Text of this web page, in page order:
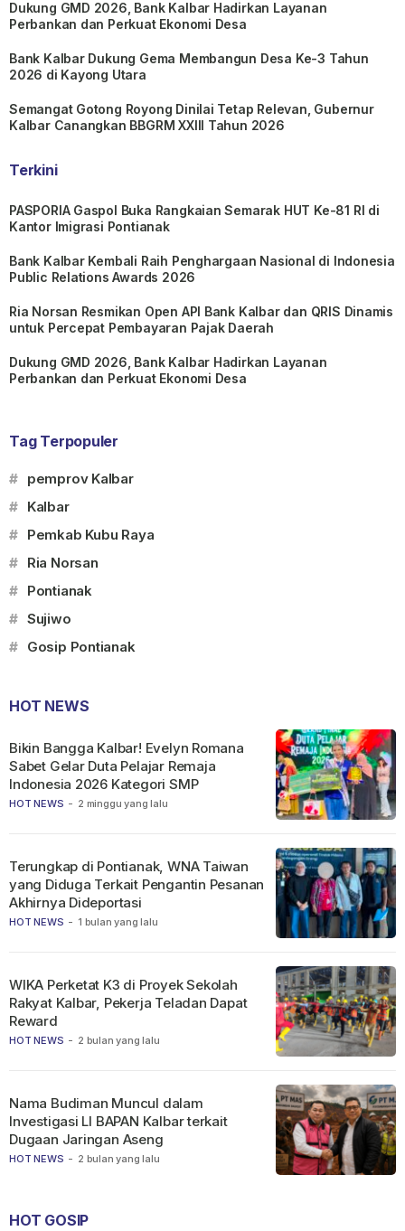
Dukung GMD 2026, Bank Kalbar Hadirkan Layanan
Perbankan dan Perkuat Ekonomi Desa
Bank Kalbar Dukung Gema Membangun Desa Ke-3 Tahun
2026 di Kayong Utara
Semangat Gotong Royong Dinilai Tetap Relevan, Gubernur
Kalbar Canangkan BBGRM XXIII Tahun 2026
Terkini
PASPORIA Gaspol Buka Rangkaian Semarak HUT Ke-81 RI di
Kantor Imigrasi Pontianak
Bank Kalbar Kembali Raih Penghargaan Nasional di Indonesia
Public Relations Awards 2026
Ria Norsan Resmikan Open API Bank Kalbar dan QRIS Dinamis
untuk Percepat Pembayaran Pajak Daerah
Dukung GMD 2026, Bank Kalbar Hadirkan Layanan
Perbankan dan Perkuat Ekonomi Desa
Tag Terpopuler
# pemprov Kalbar
# Kalbar
# Pemkab Kubu Raya
# Ria Norsan
# Pontianak
# Sujiwo
# Gosip Pontianak
HOT NEWS
HOT NEWS - 2 minggu yang lalu
Bikin Bangga Kalbar! Evelyn Romana
Sabet Gelar Duta Pelajar Remaja
Indonesia 2026 Kategori SMP
HOT NEWS - 1 bulan yang lalu
Terungkap di Pontianak, WNA Taiwan
yang Diduga Terkait Pengantin Pesanan
Akhirnya Dideportasi
HOT NEWS - 2 bulan yang lalu
WIKA Perketat K3 di Proyek Sekolah
Rakyat Kalbar, Pekerja Teladan Dapat
Reward
HOT NEWS - 2 bulan yang lalu
Nama Budiman Muncul dalam
Investigasi LI BAPAN Kalbar terkait
Dugaan Jaringan Aseng
HOT GOSIP